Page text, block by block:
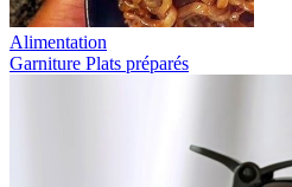
Alimentation
Garniture Plats préparés